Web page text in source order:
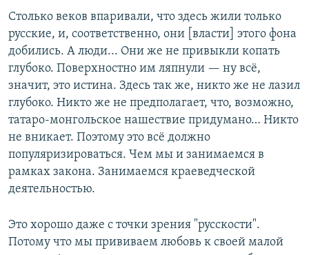
Столько веков впаривали, что здесь жили только
русские, и, соответственно, они [власти] этого фона
добились. А люди... Они же не привыкли копать
глубоко. Поверхностно им ляпнули — ну всё,
значит, это истина. Здесь так же, никто же не лазил
глубоко. Никто же не предполагает, что, возможно,
татаро-монгольское нашествие придумано… Никто
не вникает. Поэтому это всё должно
популяризироваться. Чем мы и занимаемся в
рамках закона. Занимаемся краеведческой
деятельностью.
Это хорошо даже с точки зрения "русскости".
Потому что мы прививаем любовь к своей малой